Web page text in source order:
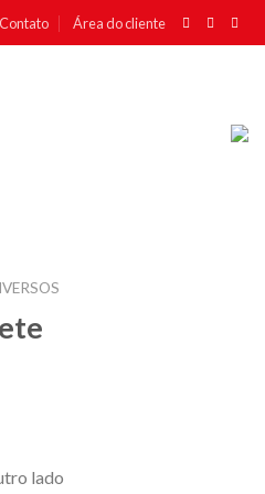
Contato Área do cliente
lado